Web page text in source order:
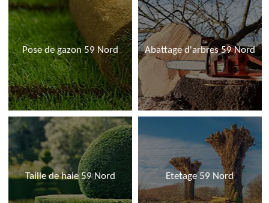
Pose de gazon 59 Nord Abattage d'arbres 59 Nord
Taille de haie 59 Nord Etetage 59 Nord